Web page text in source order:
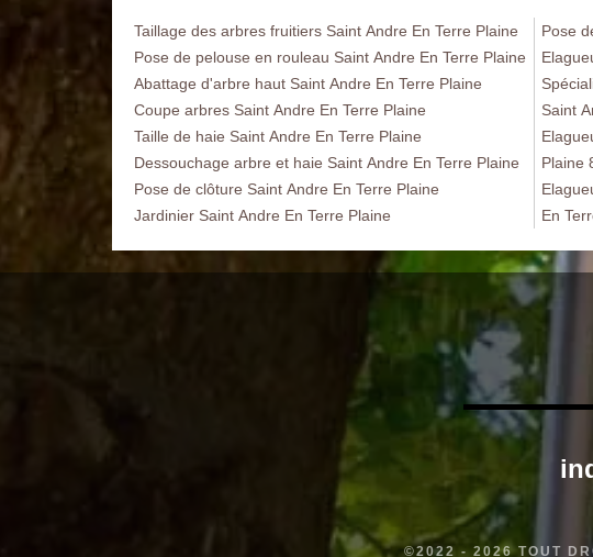
Taillage des arbres fruitiers Saint Andre En Terre Plaine
Pose de pelouse en rouleau Saint Andre En Terre Plaine
Abattage d'arbre haut Saint Andre En Terre Plaine
Coupe arbres Saint Andre En Terre Plaine
Taille de haie Saint Andre En Terre Plaine
Dessouchage arbre et haie Saint Andre En Terre Plaine
Pose de clôture Saint Andre En Terre Plaine
Jardinier Saint Andre En Terre Plaine
Pose
Saint
Plaine
En
©2022 - 2026 TOUT